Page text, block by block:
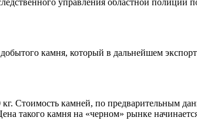
камня, который в дальнейшем
Стоимость камней, по предварительным
такого камня на «черном» рынке